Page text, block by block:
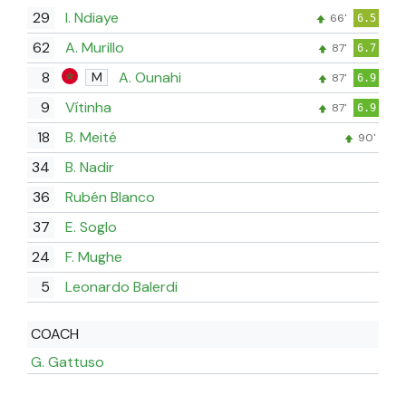
29
I. Ndiaye 66' 6.5
62 A. Murillo 87' 6.7
8 M A. Ounahi 87' 6.9
9 Vítinha 87' 6.9
18 B. Meité 90'
34
B. Nadir
36
Rubén Blanco
37
E. Soglo
24
F. Mughe
5
Leonardo Balerdi
COACH
G. Gattuso